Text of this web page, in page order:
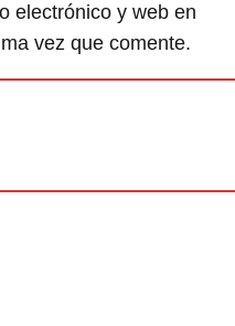
electrónico y web en
vez que comente.